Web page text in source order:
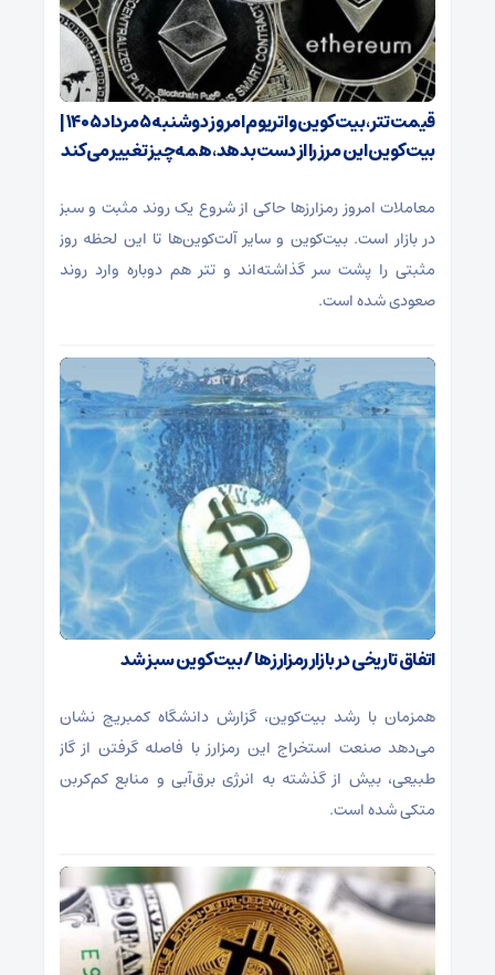
قیمت تتر، بیت‌کوین و اتریوم امروز دوشنبه ۵ مرداد ۱۴۰۵ |
بیت‌کوین این مرز را از دست بدهد، همه‌چیز تغییر می‌کند
معاملات امروز رمزارز‌ها حاکی از شروع یک روند مثبت و سبز
در بازار است. بیت‌کوین و سایر آلت‌کوین‌ها تا این لحظه روز
مثبتی را پشت سر گذاشته‌اند و تتر هم دوباره وارد روند
صعودی شده است.
اتفاق تاریخی در بازار رمزارزها / بیت‌کوین سبز شد
همزمان با رشد بیت‌کوین، گزارش دانشگاه کمبریج نشان
می‌دهد صنعت استخراج این رمزارز با فاصله گرفتن از گاز
طبیعی، بیش از گذشته به انرژی برق‌آبی و منابع کم‌کربن
متکی شده است.